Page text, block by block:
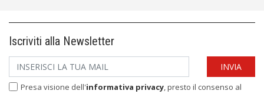
Iscriviti alla Newsletter
Presa visione dell'informativa privacy, presto il consenso al